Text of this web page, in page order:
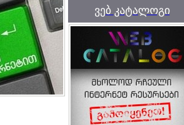
ვებ კატალოგი